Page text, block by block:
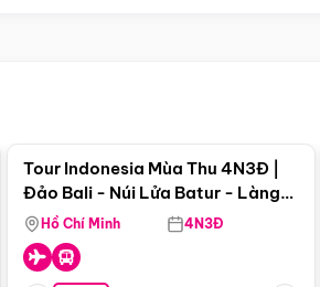
Tour Indonesia Mùa Thu 4N3Đ |
Đảo Bali - Núi Lửa Batur - Làng
Penglipuran
Hồ Chí Minh 4N3Đ